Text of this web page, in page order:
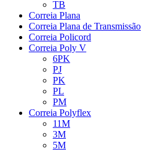
TB
Correia Plana
Correia Plana de Transmissão
Correia Policord
Correia Poly V
6PK
PJ
PK
PL
PM
Correia Polyflex
11M
3M
5M